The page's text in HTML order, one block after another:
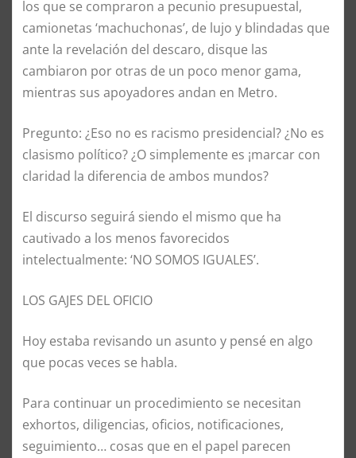
los que se compraron a pecunio presupuestal,
camionetas ‘machuchonas’, de lujo y blindadas que
ante la revelación del descaro, disque las
cambiaron por otras de un poco menor gama,
mientras sus apoyadores andan en Metro.
Pregunto: ¿Eso no es racismo presidencial? ¿No es
clasismo político? ¿O simplemente es ¡marcar con
claridad la diferencia de ambos mundos?
El discurso seguirá siendo el mismo que ha
cautivado a los menos favorecidos
intelectualmente: ‘NO SOMOS IGUALES’.
LOS GAJES DEL OFICIO
Hoy estaba revisando un asunto y pensé en algo
que pocas veces se habla.
Para continuar un procedimiento se necesitan
exhortos, diligencias, oficios, notificaciones,
seguimiento… cosas que en el papel parecen